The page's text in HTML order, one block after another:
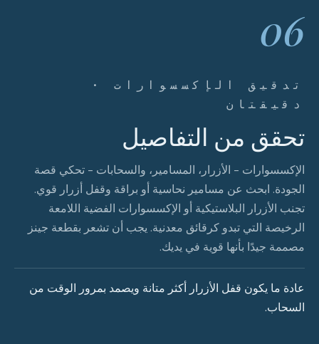
06
تدقيق الإكسسوارات ·
دقيقتان
تحقق من التفاصيل
الإكسسوارات - الأزرار، المسامير، والسحابات - تحكي قصة
الجودة. ابحث عن مسامير نحاسية أو براقة وقفل أزرار قوي.
تجنب الأزرار البلاستيكية أو الإكسسوارات الفضية اللامعة
الرخيصة التي تبدو كرقائق معدنية. يجب أن تشعر بقطعة جينز
مصممة جيدًا بأنها قوية في يديك.
عادة ما يكون قفل الأزرار أكثر متانة ويصمد بمرور الوقت من
السحاب.